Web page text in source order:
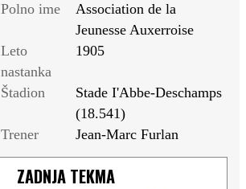
Polno ime
Association de la
Jeunesse Auxerroise
Leto
nastanka
1905
Štadion
Stade I'Abbe-Deschamps
(18.541)
Trener
Jean-Marc Furlan
ZADNJA TEKMA